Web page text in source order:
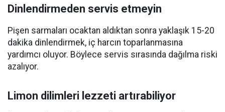
Dinlendirmeden servis etmeyin
Pişen sarmaları ocaktan aldıktan sonra yaklaşık 15-20
dakika dinlendirmek, iç harcın toparlanmasına
yardımcı oluyor. Böylece servis sırasında dağılma riski
azalıyor.
Limon dilimleri lezzeti artırabiliyor